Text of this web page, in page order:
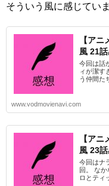
そういう風に感じていま
【ア
風 21
今回は話
ィが潔す
う仲間た
www.vodmovienavi.com
【ア
風 23
今回はナ
回。 な
ロとティ